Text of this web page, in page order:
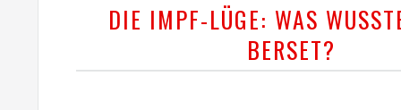
DIE IMPF-LÜGE: WAS
BERSET?